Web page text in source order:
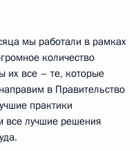
мы работали в рамках
количество
их все – те, которые
в Правительство
практики
лучшие решения